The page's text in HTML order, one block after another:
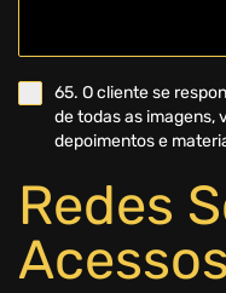
65. O cliente se
de todas as imagens,
depoimentos e
Redes
Acessos